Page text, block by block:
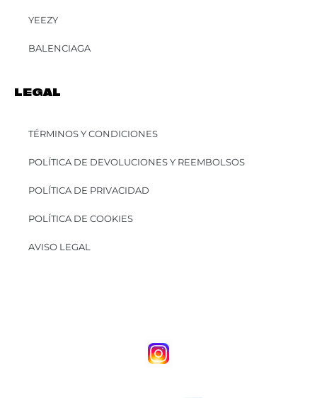
YEEZY
BALENCIAGA
LEGAL
TÉRMINOS Y CONDICIONES
POLÍTICA DE DEVOLUCIONES Y REEMBOLSOS
POLÍTICA DE PRIVACIDAD
POLÍTICA DE COOKIES
AVISO LEGAL